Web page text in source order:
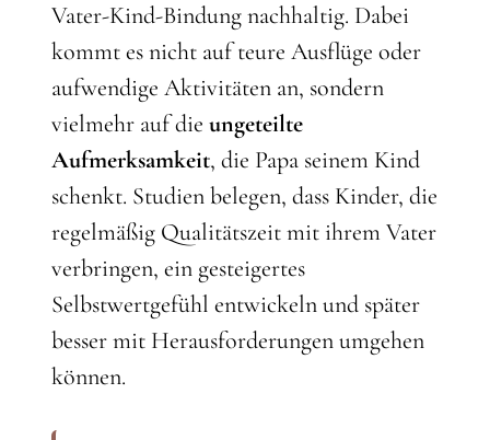
Vater-Kind-Bindung nachhaltig. Dabei
kommt es nicht auf teure Ausflüge oder
aufwendige Aktivitäten an, sondern
vielmehr auf dieungeteilte
Aufmerksamkeit, die Papa seinem Kind
schenkt. Studien belegen, dass Kinder, die
regelmäßig Qualitätszeit mit ihrem Vater
verbringen, ein gesteigertes
Selbstwertgefühl entwickeln und später
besser mit Herausforderungen umgehen
können.